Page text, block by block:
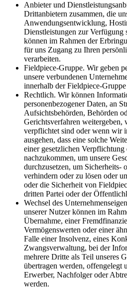
Anbieter und
Drittanbietern zusammen, die
Anwendungsentwicklung,
Dienstleistungen zur Verfügung
können im Rahmen der
für uns Zugang zu Ihren
verarbeiten.
Fieldpiece-Gruppe. Wir geben
unsere verbundenen
innerhalb der Fieldpiece-
Rechtlich. Wir können
personenbezogener Daten, an
Aufsichtsbehörden, Behörden
Gerichtsverfahren weitergeben,
verpflichtet sind oder wenn wir
ausgehen, dass eine solche
einer gesetzlichen
nachzukommen, um unsere
durchzusetzen, um Sicherheits-
verhindern oder zu lösen oder
oder die Sicherheit von
dritten Partei oder der
Wechsel des
unserer Nutzer können im
Übernahme, einer
Vermögenswerten oder einer
Falle einer Insolvenz, eines
Zwangsverwaltung, bei der
mehrere Dritte als Teil unseres
übertragen werden, offengelegt
Erwerber, Nachfolger oder
werden.